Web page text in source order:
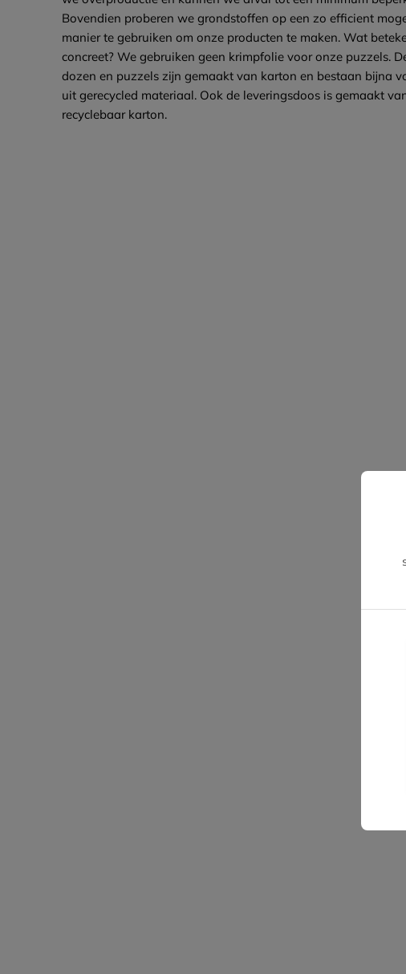
Bovendien proberen we grondstoffen op een zo efficient
manier te gebruiken om onze producten te maken. Wat
concreet? We gebruiken geen krimpfolie voor onze puzzels.
dozen en puzzels zijn gemaakt van karton en bestaan bijna
uit gerecycled materiaal. Ook de leveringsdoos is gemaakt
recyclebaar karton.